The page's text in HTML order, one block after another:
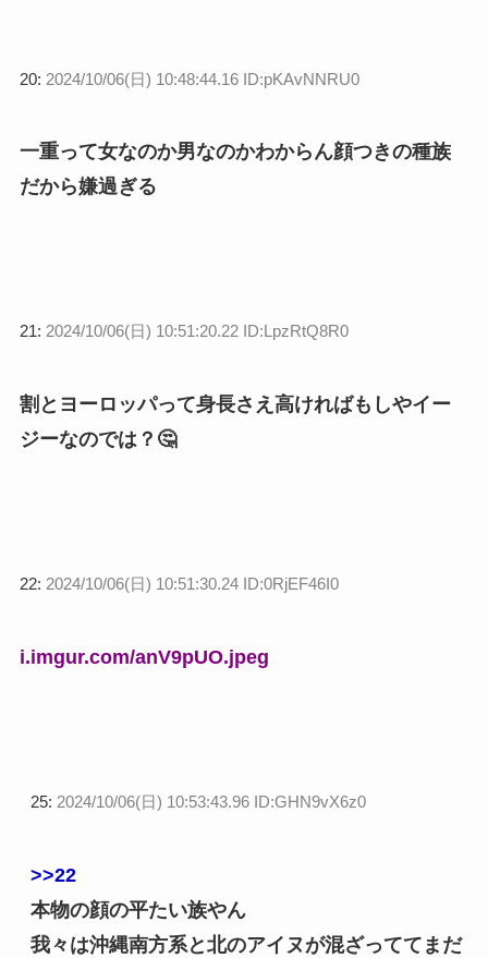
20: 2024/10/06(日) 10:48:44.16 ID:pKAvNNRU0
一重って女なのか男なのかわからん顔つきの種族
だから嫌過ぎる
21: 2024/10/06(日) 10:51:20.22 ID:LpzRtQ8R0
割とヨーロッパって身長さえ高ければもしやイー
ジーなのでは？🤔
22: 2024/10/06(日) 10:51:30.24 ID:0RjEF46I0
i.imgur.com/anV9pUO.jpeg
25: 2024/10/06(日) 10:53:43.96 ID:GHN9vX6z0
>>22
本物の顔の平たい族やん
我々は沖縄南方系と北のアイヌが混ざっててまだ